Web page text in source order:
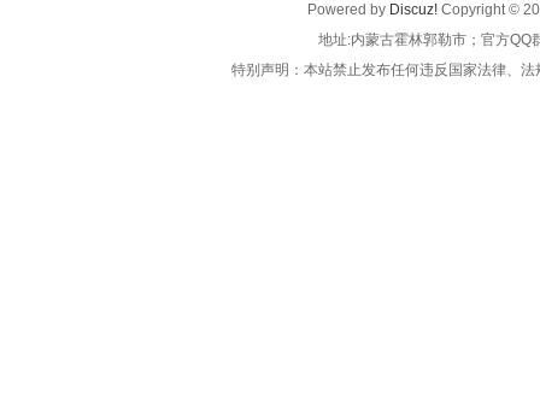
Powered by Discuz! Copyright ©
地址:内蒙古霍林郭勒市；官方QQ
特别声明：本站禁止发布任何违反国家法律、